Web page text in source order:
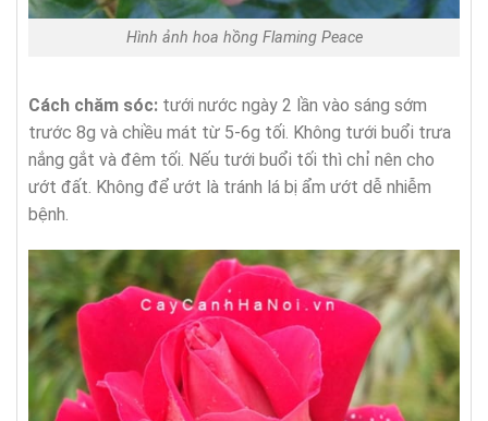
Hình ảnh hoa hồng Flaming Peace
Cách chăm sóc: tưới nước ngày 2 lần vào sáng sớm
trước 8g và chiều mát từ 5-6g tối. Không tưới buổi trưa
nắng gắt và đêm tối. Nếu tưới buổi tối thì chỉ nên cho
ướt đất. Không để ướt là tránh lá bị ẩm ướt dễ nhiễm
bệnh.